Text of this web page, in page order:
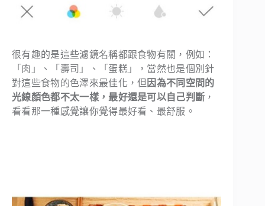
很有趣的是這些濾鏡名稱都跟食物有關，例如：
「肉」、「壽司」、「蛋糕」，當然也是個別針
對這些食物的色澤來最佳化，但 因為不同空間的
光線顏色都不太一樣，最好還是可以自己判斷 ，
看看那一種感覺讓你覺得最好看、最舒服。